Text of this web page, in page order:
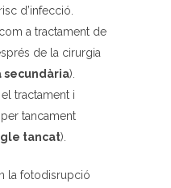
d’infecció.
a tractament de
de la cirurgia
secundària).
tractament i
tancament
tancat).
la fotodisrupció